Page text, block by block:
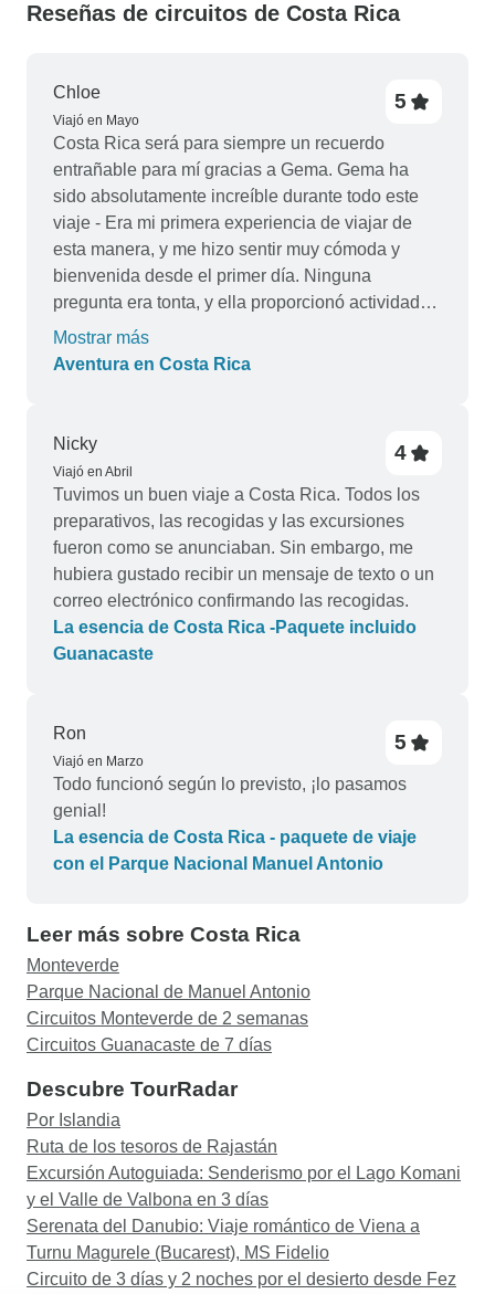
Reseñas de circuitos de Costa Rica
Chloe
Viajó en Mayo
5
Costa Rica será para siempre un recuerdo
entrañable para mí gracias a Gema. Gema ha
sido absolutamente increíble durante todo este
viaje - Era mi primera experiencia de viajar de
esta manera, y me hizo sentir muy cómoda y
bienvenida desde el primer día. Ninguna
pregunta era tonta, y ella proporcionó actividades
para todos. Ha sido super participativa y activa a
la hora de hacer que todo el mundo se
esta experiencia habría sido un desastre y me
siento muy honrada de haberla conocido y de
haber pasado este tiempo con ella y con todas
las demás chicas de la gira. A pesar de las locas
quemaduras solares, de quedarme atrapada en
lo que sólo puede llamarse un monzón y de ser
mordida viva, este viaje será para mí un recuerdo
imborrable y cada una de las chicas será
recordada en el futuro.
Mostrar más
Aventura en Costa Rica
Nicky
Viajó en Abril
4
Tuvimos un buen viaje a Costa Rica. Todos los
preparativos, las recogidas y las excursiones
fueron como se anunciaban. Sin embargo, me
hubiera gustado recibir un mensaje de texto o un
correo electrónico confirmando las recogidas.
La esencia de Costa Rica -Paquete incluido
Guanacaste
Ron
Viajó en Marzo
5
Todo funcionó según lo previsto, ¡lo pasamos
genial!
La esencia de Costa Rica - paquete de viaje
con el Parque Nacional Manuel Antonio
Leer más sobre Costa Rica
Monteverde
Parque Nacional de Manuel Antonio
Circuitos Monteverde de 2 semanas
Circuitos Guanacaste de 7 días
Descubre TourRadar
Por Islandia
Ruta de los tesoros de Rajastán
Excursión Autoguiada: Senderismo por el Lago Komani
y el Valle de Valbona en 3 días
Serenata del Danubio: Viaje romántico de Viena a
Turnu Magurele (Bucarest), MS Fidelio
Circuito de 3 días y 2 noches por el desierto desde Fez